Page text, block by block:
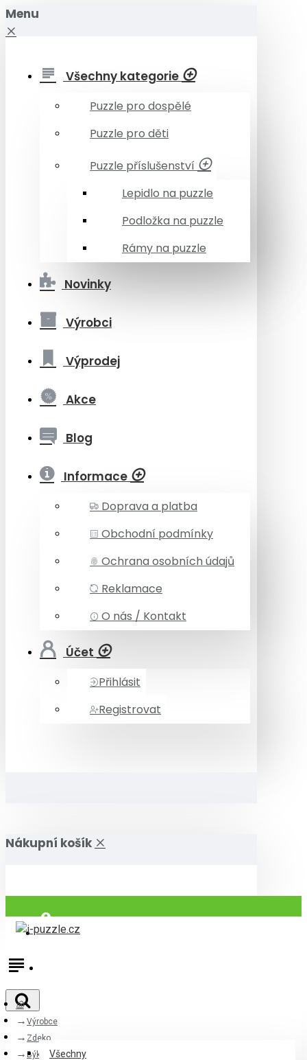
Menu
Všechny kategorie
Puzzle pro dospělé
Puzzle pro děti
Puzzle příslušenství
Lepidlo na puzzle
Podložka na puzzle
Rámy na puzzle
Novinky
Výrobci
Výprodej
Akce
Blog
Informace
Doprava a platba
Obchodní podmínky
Ochrana osobních údajů
Reklamace
O nás / Kontakt
Účet
Přihlásit
Registrovat
Nákupní košík
Přihlásit
Všechny
Všechny
Výrobce
Zdeko
Býk